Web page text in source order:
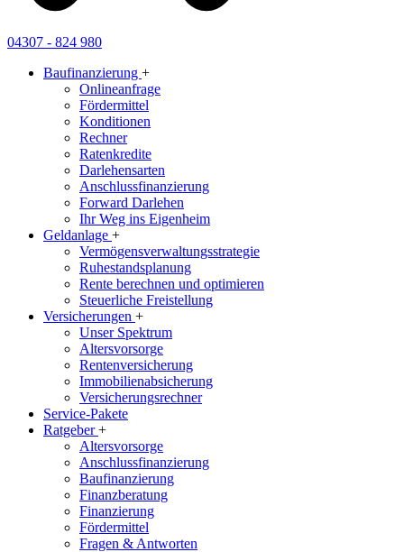
04307 - 824 980
Baufinanzierung +
Onlineanfrage
Fördermittel
Konditionen
Rechner
Ratenkredite
Darlehensarten
Anschlussfinanzierung
Forward Darlehen
Ihr Weg ins Eigenheim
Geldanlage +
Vermögensverwaltungsstrategie
Ruhestandsplanung
Rente berechnen und optimieren
Steuerliche Freistellung
Versicherungen +
Unser Spektrum
Altersvorsorge
Rentenversicherung
Immobilienabsicherung
Versicherungsrechner
Service-Pakete
Ratgeber+
Altersvorsorge
Anschlussfinanzierung
Baufinanzierung
Finanzberatung
Finanzierung
Fördermittel
Fragen & Antworten